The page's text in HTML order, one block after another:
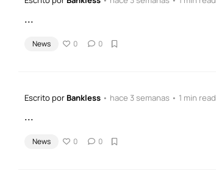
...
News 0 0
Escrito porBankless • hace 3 semanas • 1 min read
...
News 0 0